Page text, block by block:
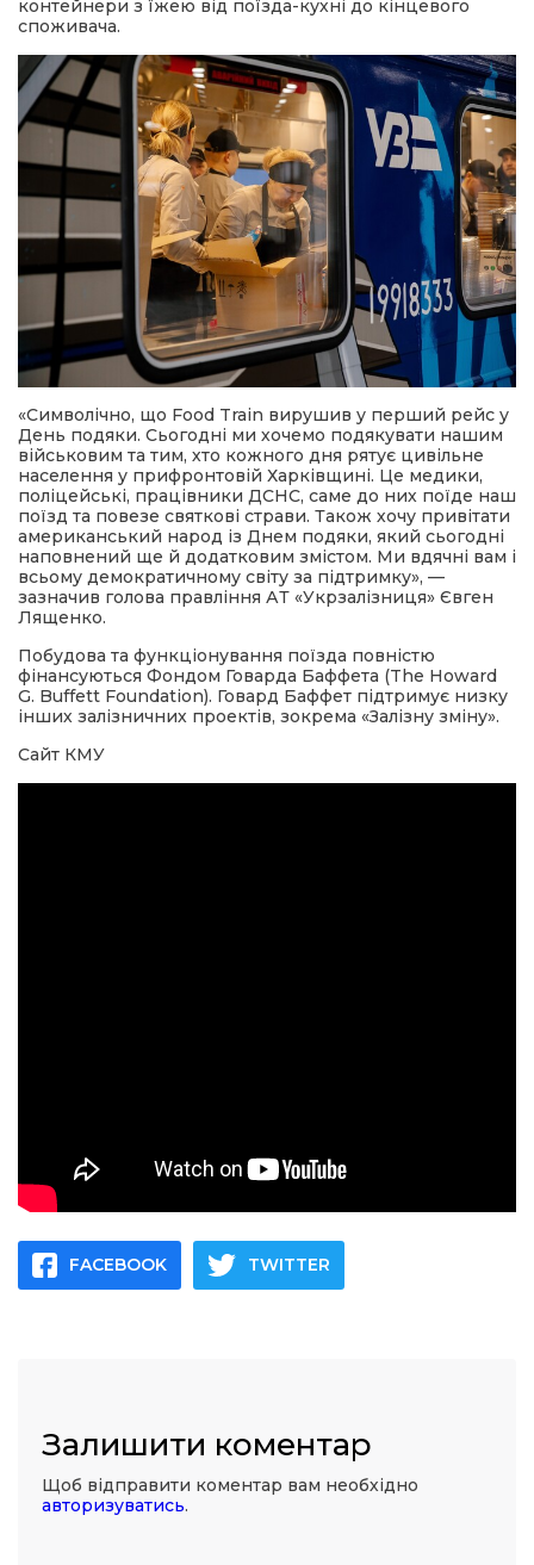
контейнери з їжею від поїзда-кухні до кінцевого
споживача.
«Символічно, що Food Train вирушив у перший рейс у
День подяки. Сьогодні ми хочемо подякувати нашим
військовим та тим, хто кожного дня рятує цивільне
населення у прифронтовій Харківщині. Це медики,
поліцейські, працівники ДСНС, саме до них поїде наш
поїзд та повезе святкові страви. Також хочу привітати
американський народ із Днем подяки, який сьогодні
наповнений ще й додатковим змістом. Ми вдячні вам і
всьому демократичному світу за підтримку», —
зазначив голова правління АТ «Укрзалізниця» Євген
Лященко.
Побудова та функціонування поїзда повністю
фінансуються Фондом Говарда Баффета (The Howard
G. Buffett Foundation). Говард Баффет підтримує низку
інших залізничних проектів, зокрема «Залізну зміну».
Сайт КМУ
FACEBOOK TWITTER
Залишити коментар
Щоб відправити коментар вам необхідно
авторизуватись.